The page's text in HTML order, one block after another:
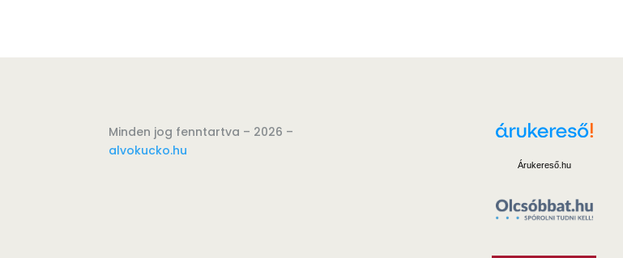
Minden jog fenntartva – 2026 –
alvokucko.hu
Árukereső.hu